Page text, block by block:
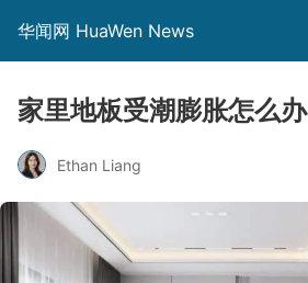
华闻网 HuaWen News
家里地板受潮膨胀怎么办
Ethan Liang